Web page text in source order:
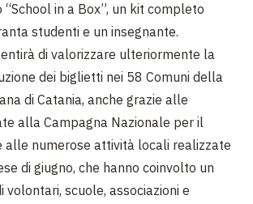
“School in a Box”, un kit completo
studenti e un insegnante.
di valorizzare ulteriormente la
dei biglietti nei 58 Comuni della
di Catania, anche grazie alle
alla Campagna Nazionale per il
alle numerose attività locali realizzate
di giugno, che hanno coinvolto un
volontari, scuole, associazioni e